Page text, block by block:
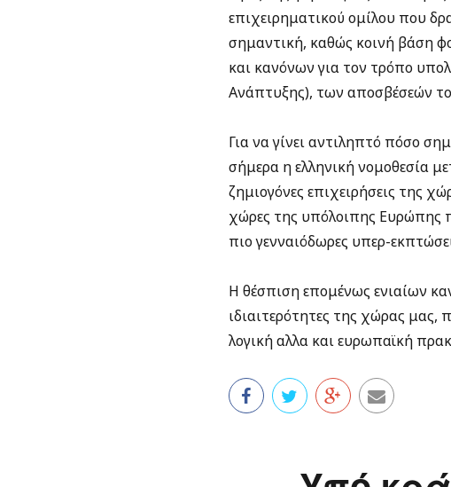
επιχειρηματικού ομίλου που
σημαντική, καθώς κοινή βάση
και κανόνων για τον τρόπο
Ανάπτυξης), των αποσβέσεών
Για να γίνει αντιληπτό πόσο
σήμερα η ελληνική νομοθεσία
ζημιογόνες επιχειρήσεις της
χώρες της υπόλοιπης Ευρώπης
πιο γενναιόδωρες υπερ-
Η θέσπιση επομένως ενιαίων
ιδιαιτερότητες της χώρας μας,
λογική αλλα και ευρωπαϊκή